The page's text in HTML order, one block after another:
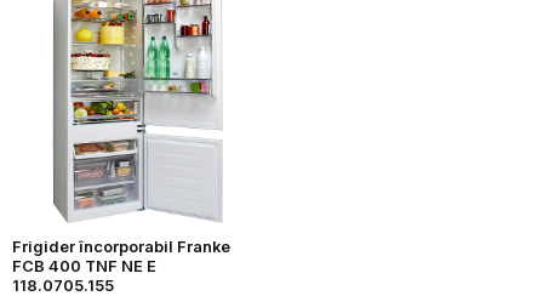
Frigider încorporabil Franke
FCB 400 TNF NE E
118.0705.155